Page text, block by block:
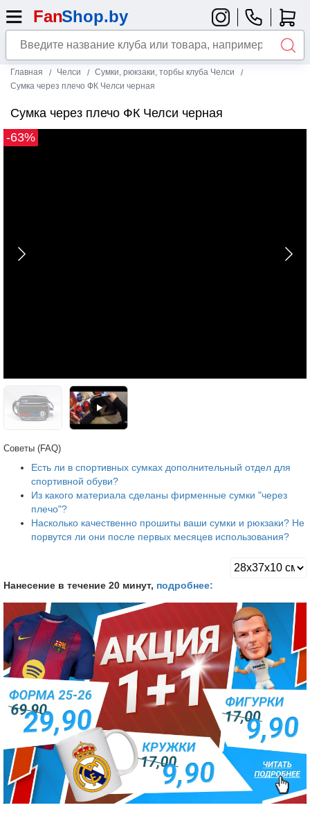
Главная Челси
Сумки, рюкзаки, торбы клуба Челси
Сумка через плечо ФК Челси черная
Сумка через плечо ФК Челси черная
-63%
Советы (FAQ)
Есть ли в спортивных сумках дополнительный отдел для
спортивной обуви?
Из какого материала сделаны фирменные сумки "через
плечо"?
Насколько качественно прошиты ваши сумки и рюкзаки? Не
порвутся ли они после первых месяцев использования?
Нанесение в течение 20 минут, подробнее: